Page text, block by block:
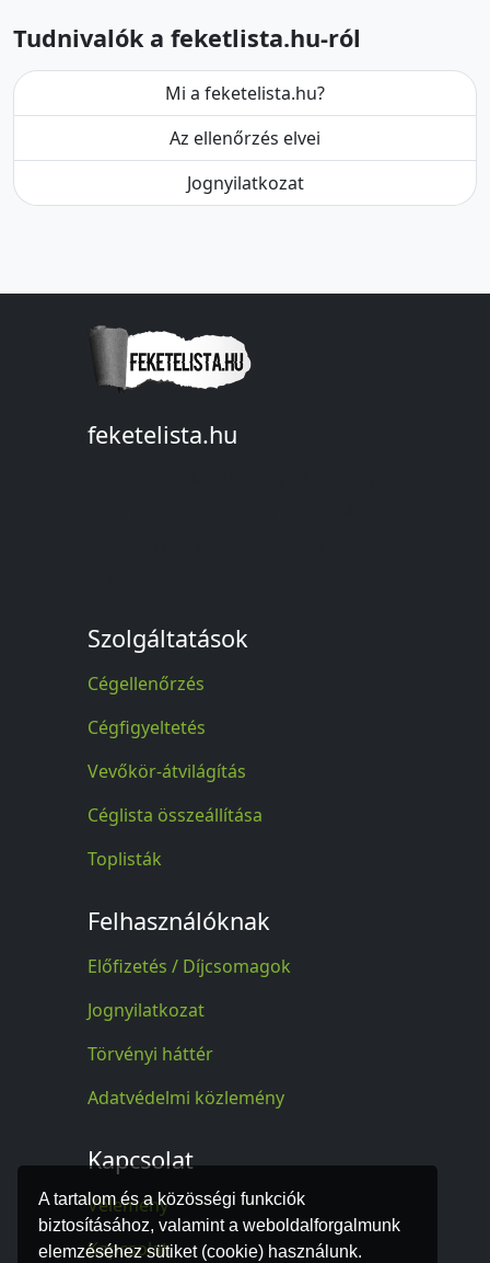
A tartalom és a közösségi funkciók
biztosításához, valamint a weboldalforgalmunk
elemzéséhez sütiket (cookie) használunk.
Tudnivalók a feketlista.hu-ról
Mi a feketelista.hu?
Az ellenőrzés elvei
Jognyilatkozat
feketelista.hu
Szolgáltatások
Cégellenőrzés
Cégfigyeltetés
Vevőkör-átvilágítás
Céglista összeállítása
Toplisták
Felhasználóknak
Előfizetés / Díjcsomagok
Jognyilatkozat
Törvényi háttér
Adatvédelmi közlemény
Kapcsolat
Vélemény
Kapcsolat